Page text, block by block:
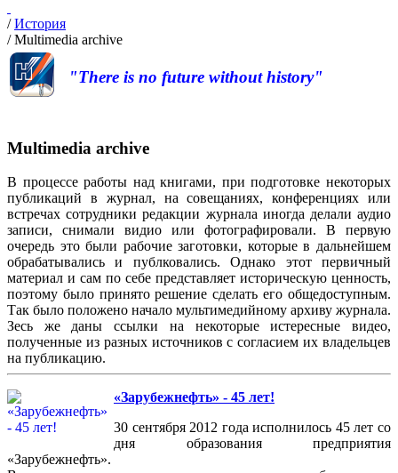
/История
/Multimedia archive
"There is no future without history"
Multimedia archive
В процессе работы над книгами, при подготовке некоторых
публикаций в журнал, на совещаниях, конференциях или
встречах сотрудники редакции журнала иногда делали аудио
записи, снимали видио или фотографировали. В первую
очередь это были рабочие заготовки, которые в дальнейшем
обрабатывались и публковались. Однако этот первичный
материал и сам по себе представляет историческую ценность,
поэтому было принято решение сделать его общедоступным.
Так было положено начало мультимедийному архиву журнала.
Зесь же даны ссылки на некоторые истересные видео,
полученные из разных источников с согласием их владельцев
на публикацию.
«Зарубежнефть» - 45 лет!
30 сентября 2012 года исполнилось 45 лет со
дня образования предприятия
«Зарубежнефть».